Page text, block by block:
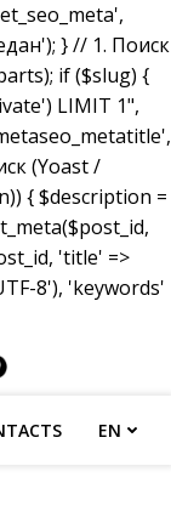
} // 1. Поиск
if ($slug) {
LIMIT 1",
(Yoast /
{ $description =
'title' =>
8'), 'keywords'
EN